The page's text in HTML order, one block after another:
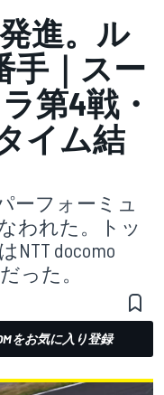
進。ル
手｜スー
第4戦・
イム結
ーフォーミュ
われた。トッ
docomo
った。
をお気に入り登録